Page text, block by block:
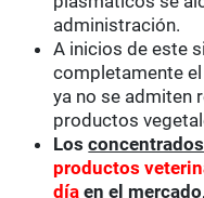
administración.
A inicios de este
completamente
ya no se admiten
productos
Losconcentrados
productos
día en el mercado